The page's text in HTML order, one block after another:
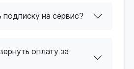
подписку на сервис?
оплату за